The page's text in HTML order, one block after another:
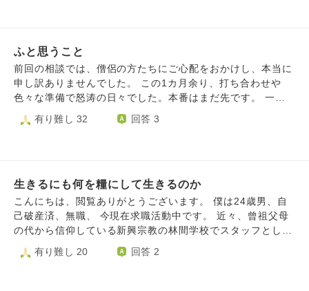
ちもおり、毎日の彼らの通院も色々と悩みの種です。
元々、うちには介護が必要な家族がおり、そちらで手一杯で
す。 私は結婚しており、優しい主人にこれ以上迷惑をかけ
られない、と、離婚を切り出したこともありますが、主人
てくれました。 私は、いい加減で外面のいい養父が許せま
を、地獄の果てまで追いかけて、もっと苦しめたいと考えて
しまいます。挙げ句の果てには、自分がこんなに頑張ってい
るんだから後でいいことがあるはずだ、という醜い考えまで
頭に住みついてしましました。どうすればこのような最悪の
たします。
ふと思うこと
前回の相談では、僧侶の方たちにご心配をおかけし、本当に
申し訳ありませんでした。 この1カ月余り、打ち合わせや
色々な準備で怒涛の日々でした。本番はまだ先です。 一番
の山場となる講演が上手く進んでいるので、幸い前回の相談
のような悪い精神状態ではなく、元気です。 今日は朝から
頑張ってきた自負はありますし、これから先、自分の命を削
るような生き方をするモチベーションがないです。 こんな
こと仕事や日常生活上で関わっている人にはいえませんが、
私の人生って何だったんだろうとときどき思います。 大き
し。 結局、自己満足に過ぎない大河の一滴として、老いて
有り難し 32 回答 3
生きるにも何を糧にして生きるのか
こんにちは、閲覧ありがとうございます。 僕は24歳男、自
己破産済、無職、 今現在求職活動中です。 近々、曾祖父母
の代から信仰している新興宗教の林間学校でスタッフとして
参加する予定なのですが、往復の交通費もなくとりあえず仕
事が見つかってちゃんとした生活が整うまで1.2ヶ月ほど活
有り難し 20 回答 2